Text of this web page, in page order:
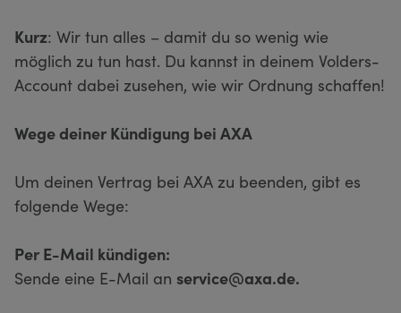
Kurz: Wir tun alles – damit du so wenig wie
möglich zu tun hast. Du kannst in deinem Volders-
Account dabei zusehen, wie wir Ordnung schaffen!
Wege deiner Kündigung bei AXA
Um deinen Vertrag bei AXA zu beenden, gibt es
folgende Wege:
Per E-Mail kündigen:
Sende eine E-Mail an service@axa.de.